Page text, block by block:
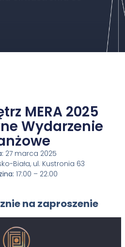
MERA 2025
Wydarzenie
27 marca 2025
Biała, ul. Kustronia 63
17:00 – 22:00
na zaproszenie